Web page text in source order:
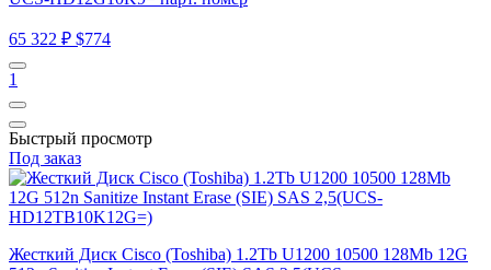
65 322 ₽ $774
1
Быстрый просмотр
Под заказ
Жесткий Диск Cisco (Toshiba) 1.2Tb U1200 10500 128Mb 12G